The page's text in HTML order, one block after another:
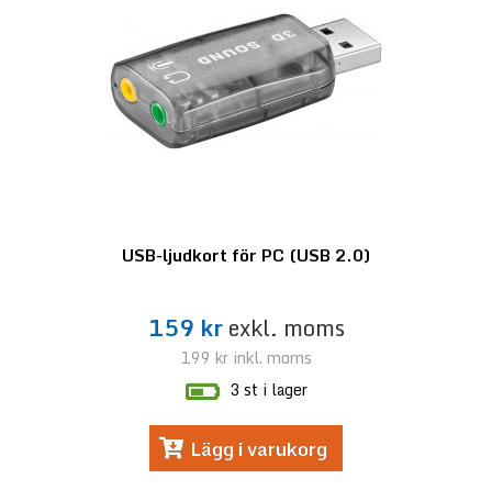
USB-ljudkort för PC (USB 2.0)
159 krexkl. moms
199 krinkl. moms
3 st i lager
Lägg i varukorg